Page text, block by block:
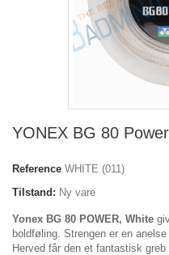
YONEX BG 80
Reference WHITE (011)
Tilstand: Ny vare
Yonex BG 80 POWER, White
boldføling. Strengen er en
Herved får den et fantastisk